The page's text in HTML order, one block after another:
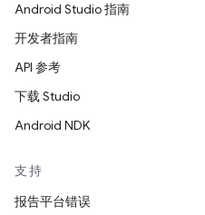
Android Studio 指南
开发者指南
API 参考
下载 Studio
Android NDK
支持
报告平台错误